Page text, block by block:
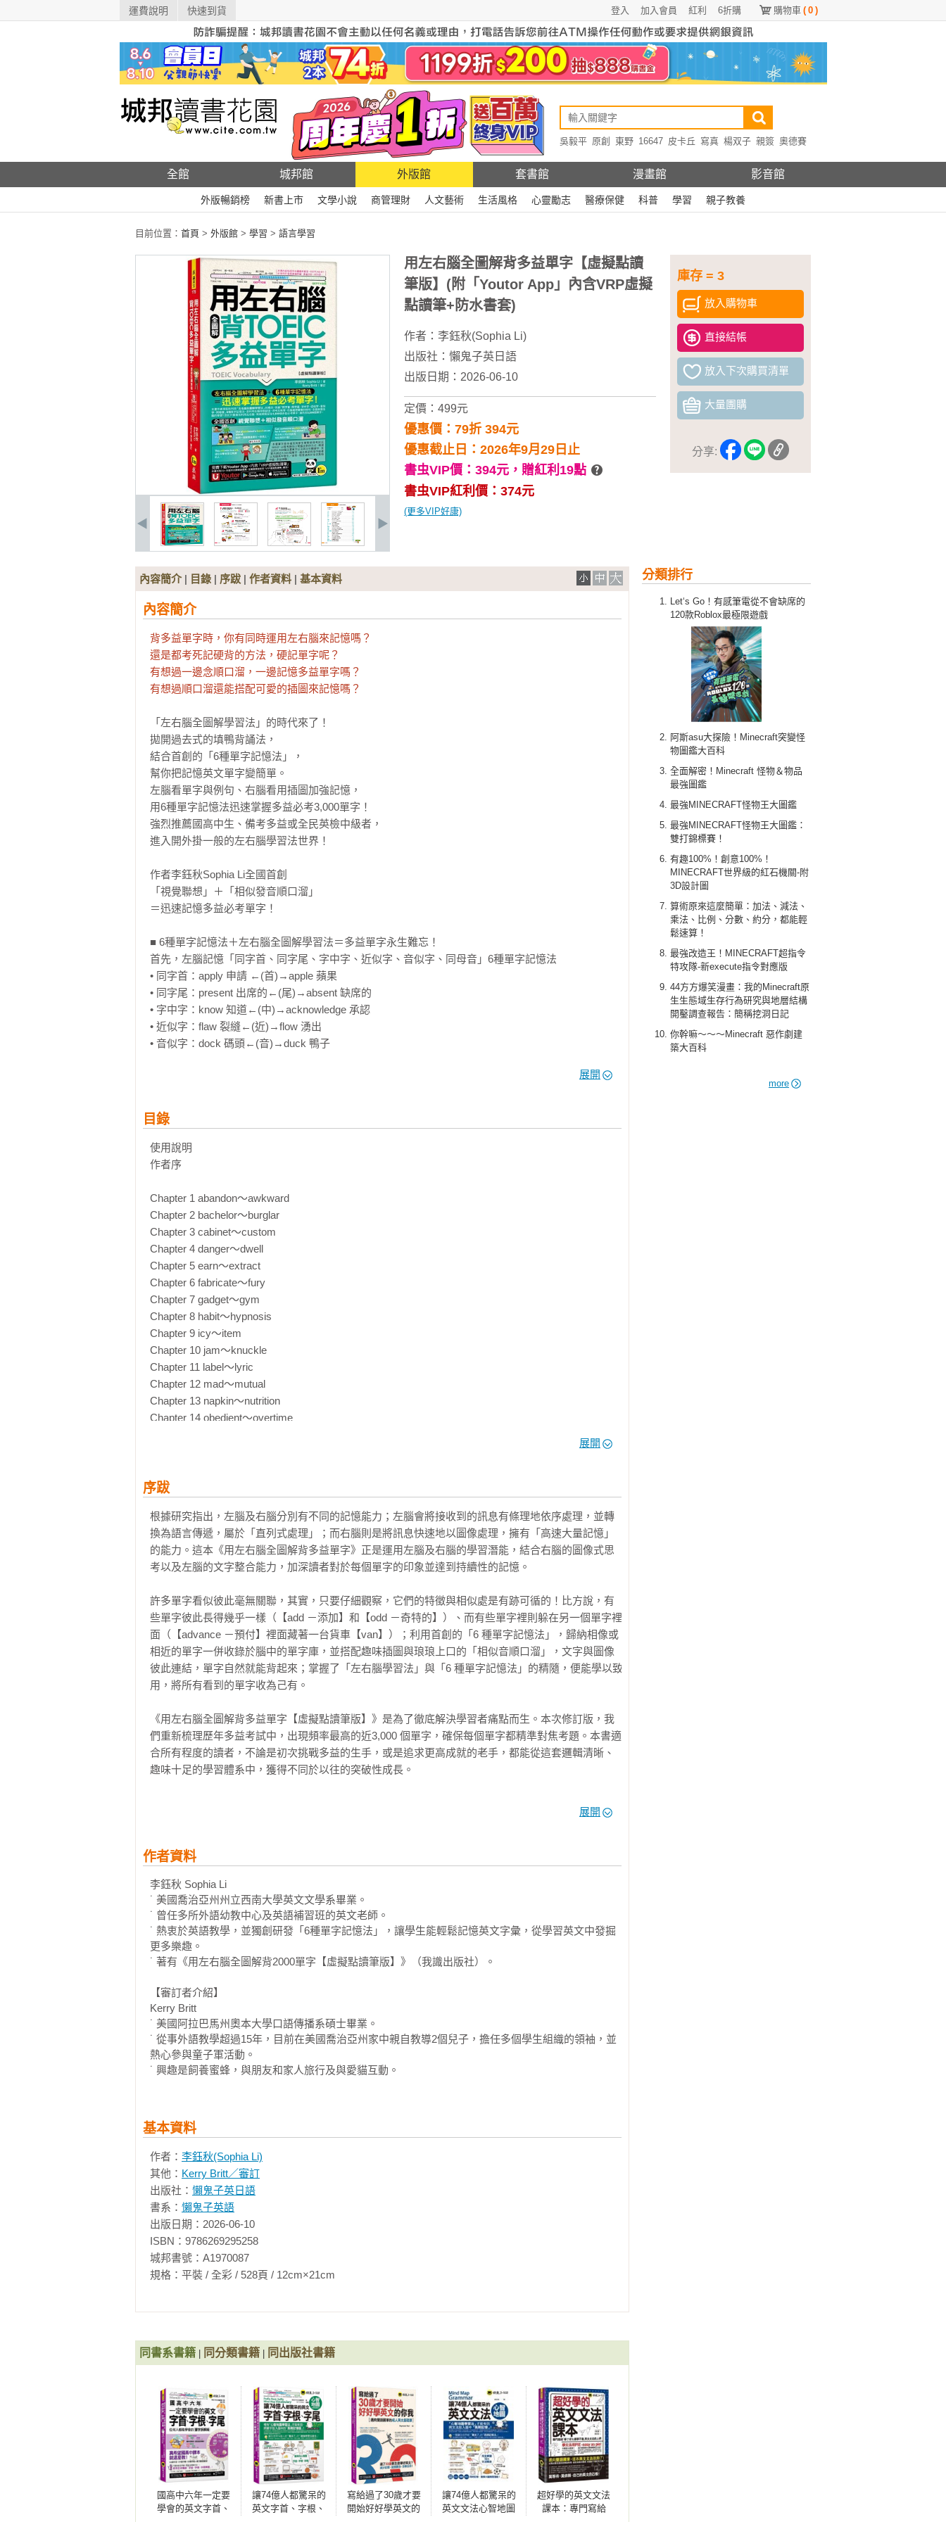
運費說明 快速到貨 購物車 ( 0 )
6折購
紅利
加入會員
登入
吳毅平 原創 東野 16647 皮卡丘 寫真 楊双子 親簽 奧德賽
全館 城邦館 外版館 套書館 漫畫館 影音館
外版暢銷榜 新書上市 文學小說 商管理財 人文藝術 生活風格 心靈勵志 醫療保健 科普 學習 親子教養
目前位置： 首頁 > 外版館 > 學習 > 語言學習
庫存 = 3
放入購物車
直接結帳
放入下次購買清單
大量團購
分享:
用左右腦全圖解背多益單字【虛擬點讀
筆版】(附「Youtor App」內含VRP虛擬
點讀筆+防水書套)
作者： 李鈺秋(Sophia Li)
出版社： 懶鬼子英日語
出版日期：2026-06-10
定價：499元
優惠價：79折 394元
優惠截止日：2026年9月29日止
書虫VIP價：394元， 贈紅利19點
書虫VIP紅利價：374元
(更多VIP好康)
分類排行
Let‘s Go！有感筆電從不會缺席的
120款Roblox最極限遊戲
阿斯asu大探險！Minecraft突變怪
物圖鑑大百科
全面解密！Minecraft 怪物＆物品
最強圖鑑
最強MINECRAFT怪物王大圖鑑
最強MINECRAFT怪物王大圖鑑：
雙打錦標賽！
有趣100%！創意100%！
MINECRAFT世界級的紅石機關-附
3D設計圖
算術原來這麼簡單：加法、減法、
乘法、比例、分數、約分，都能輕
鬆速算！
最強改造王！MINECRAFT超指令
特攻隊-新execute指令對應版
44方方爆笑漫畫：我的Minecraft原
生生態域生存行為研究與地層結構
開鑿調查報告：簡稱挖洞日記
你幹嘛～～～Minecraft 惡作劇建
築大百科
more
內容簡介| 目錄 | 序跋 | 作者資料 | 基本資料
內容簡介
背多益單字時，你有同時運用左右腦來記憶嗎？
還是都考死記硬背的方法，硬記單字呢？
有想過一邊念順口溜，一邊記憶多益單字嗎？
有想過順口溜還能搭配可愛的插圖來記憶嗎？
「左右腦全圖解學習法」的時代來了！
拋開過去式的填鴨背誦法，
結合首創的「6種單字記憶法」，
幫你把記憶英文單字變簡單。
左腦看單字與例句、右腦看用插圖加強記憶，
用6種單字記憶法迅速掌握多益必考3,000單字！
強烈推薦國高中生、備考多益或全民英檢中級者，
進入開外掛一般的左右腦學習法世界！
作者李鈺秋Sophia Li全國首創
「視覺聯想」＋「相似發音順口溜」
＝迅速記憶多益必考單字！
■ 6種單字記憶法＋左右腦全圖解學習法＝多益單字永生難忘！
首先，左腦記憶「同字首、同字尾、字中字、近似字、音似字、同母音」6種單字記憶法
• 同字首：apply 申請 ←(首)→apple 蘋果
• 同字尾：present 出席的←(尾)→absent 缺席的
• 字中字：know 知道←(中)→acknowledge 承認
• 近似字：flaw 裂縫←(近)→flow 湧出
• 音似字：dock 碼頭←(音)→duck 鴨子
的學習！
搶救多益力！
AI時代仍然至關重要的多益成績，就從這本開始搶救！
■ 理解必考字彙，考試怎麼考都不怕！
熟悉多益字彙，聽力閱讀怎麼出都會！本書透過「記憶法＋情境聯想」，幫助你快速掌握多益高頻字
彙，不再死背、不再混淆，真正記得、用得出來！
■ 掌握多益必考單字，未來由此開展！
亮眼的檢定成績，是開啟頂尖職涯的第一張入場券。升學、職場的路要走順，亮眼的英文成績是你的
致勝先機，卓越的英語力更是你身受用的競爭優勢！
■ 英文聽讀厲害，國際視野打開！
聽力方面別擔心，這本書也會照顧你的聽力理解！本書附贈「Youtor App」（內含VRP虛擬點讀筆），
邀請專業美籍老師錄製書中的英文單字與例句，讓你不只會看也會聽，全方面用英文獲取新知！
【使用說明】
Point 1  6種單字記憶法 × 迅速掌握多益必考單字
• 同字首：apply 申請 ←(首)→apple 蘋果
• 同字尾：present 出席的←(尾)→absent 缺席的
• 字中字：know 知道←(中)→acknowledge 承認
• 近似字：flaw 裂縫←(近)→flow 湧出
• 音似字：dock 碼頭←(音)→duck 鴨子
• 同母音：fake 假的←(母)→face 臉
Point 2  首創視覺聯想 × 相似音順口溜
擺脫舊式死記硬背的方法，結合「相似發音順口溜」、「圖像記憶」與「視覺聯想」，利用每句例句
的韻腳，看到英文單字就會唸，腦海中立即出現畫面，永生難忘。
Point 3 趣味插圖 × 深刻例句
每一個單字搭配趣味的插圖及幽默風趣的例句來記憶單字用法，運用系統化的單字記憶策略，加深對
些許單字會使用相關例句表達。
Point 4 學習紀錄表 × 常考星號標示
熟能生巧讓英文學習更臻完美，貼心設計一款專屬的學習紀錄表，讓讀者可以仔細記錄下每一次的預
特別邀請專業美籍老師錄製全書共3,000單字與其相關記憶法之字彙，讀者只須用手機中的「Youtor
★ 音檔收錄主要單字中英文、英文例句、補充單字中英文、英文例句。
★ 本書不提供光碟及音檔下載。
★ 音檔可離線聽取。
★ Youtor App（內含VRP 虛擬點讀筆）使用方式請見下方說明。
［「VRP虛擬點讀筆」App及網頁版介紹］
為了方便讀者更方便使用本書，特別開發「VRP虛擬點讀筆」（Virtual Reading Pen）App及網頁版雙
版本，幫助讀者有效率地讀取本書相關的音檔或影片。
■ 線上下載「Youtor App」（內含VRP虛擬點讀筆）
1. 在哪裡下載「VRP虛擬點讀筆」？
2. 為什麼會有「VRP虛擬點讀筆」？
（1）以往讀者購買語言學習工具書時，為了要聽隨書附贈的音檔，總是要拿出已經很少在用的CD播
放器或利用電腦轉存音檔到手機來使用，耗時又不方便。
（2）坊間當然也有推出「點讀筆」來改善此種學習上的不方便，但是一支筆加一本書往往就要二、三
千元，且各家點讀筆又不相容，CP值真的很低。
（3）後來雖然有了利用QR Code掃描下載檔案至手機來聽取音檔的方式，但手機不僅必須要一直處在
上網的狀態，且從掃描到聽取音檔的時間往往要花個5秒以上，很令人氣結。
（4）因此，我們為了同時解決讀者以上三種困擾，特別領先全球開發了「VRP虛擬點讀筆」，並獲得
專利，希望這個輔助學習的工具，能讓讀者不僅不用再額外花錢，且使用率和相容性也是史上最高。
（1）讀者只要透過書中的QR Code連結，就能立即下載「Youtor App」。（僅限iPhone和Android二種
（2）下載完成後，可至App目錄中搜尋需要的音檔或直接掃描內頁QR Code，將音檔一次從雲端下載
至手機使用。
隨時掃描書中頁面的QR Code立即讀取音檔（平均1秒內）且不需要開啟上網功能。
（4）「VRP虛擬點讀筆」就像是點讀筆一樣好用，還可以調整播放速度（0.8-1.2倍速），加強聽力練
習。
（5）「VRP虛擬點讀筆」比點讀筆更好用，具有定時播放、背景播放的功能，也可以自動換頁或是手
動點選想要的頁數，聆聽該頁音檔。
（6）如果讀者擔心音檔下載後太佔手機空間，也可以隨時刪除音檔，下次需要使用時再下載。購買本
公司書籍的讀者等於有一個雲端的CD櫃可隨時使用。
（7）詳細使用及操作方法請見書中使用說明。
展開
目錄
使用說明
作者序
Chapter 1 abandon～awkward
Chapter 2 bachelor～burglar
Chapter 3 cabinet～custom
Chapter 4 danger～dwell
Chapter 5 earn～extract
Chapter 6 fabricate～fury
Chapter 7 gadget～gym
Chapter 8 habit～hypnosis
Chapter 9 icy～item
Chapter 10 jam～knuckle
Chapter 11 label～lyric
Chapter 12 mad～mutual
Chapter 13 napkin～nutrition
Chapter 14 obedient～overtime
Chapter 18 tactic～tune
Chapter 20 vacant～voyage
Chapter 21 wade～wrap
Chapter 22 xerox～yield
展開
序跋
根據研究指出，左腦及右腦分別有不同的記憶能力；左腦會將接收到的訊息有條理地依序處理，並轉
換為語言傳遞，屬於「直列式處理」；而右腦則是將訊息快速地以圖像處理，擁有「高速大量記憶」
的能力。這本《用左右腦全圖解背多益單字》正是運用左腦及右腦的學習潛能，結合右腦的圖像式思
考以及左腦的文字整合能力，加深讀者對於每個單字的印象並達到持續性的記憶。
許多單字看似彼此毫無關聯，其實，只要仔細觀察，它們的特徵與相似處是有跡可循的！比方說，有
些單字彼此長得幾乎一樣（【add －添加】和【odd －奇特的】）、而有些單字裡則躲在另一個單字裡
面（【advance －預付】裡面藏著一台貨車【van】）；利用首創的「6 種單字記憶法」，歸納相像或
相近的單字一併收錄於腦中的單字庫，並搭配趣味插圖與琅琅上口的「相似音順口溜」，文字與圖像
彼此連結，單字自然就能背起來；掌握了「左右腦學習法」與「6 種單字記憶法」的精隨，便能學以致
用，將所有看到的單字收為己有。
《用左右腦全圖解背多益單字【虛擬點讀筆版】》是為了徹底解決學習者痛點而生。本次修訂版，我
們重新梳理歷年多益考試中，出現頻率最高的近3,000 個單字，確保每個單字都精準對焦考題。本書適
合所有程度的讀者，不論是初次挑戰多益的生手，或是追求更高成就的老手，都能從這套邏輯清晰、
趣味十足的學習體系中，獲得不同於以往的突破性成長。
書單字與例句，採「中英雙語對照」模式，讓讀者不論在通勤、運動或零碎時間，透過聽覺也能同步
或使用電腦網頁，都可以隨點隨聽。希望這本《用左右腦全圖解背多益單字【虛擬點讀筆版】》能提
成效，拿下好成績！
李鈺秋
展開
作者資料
李鈺秋 Sophia Li
˙ 美國喬治亞州州立西南大學英文文學系畢業。
˙ 曾任多所外語幼教中心及英語補習班的英文老師。
˙ 熱衷於英語教學，並獨創研發「6種單字記憶法」，讓學生能輕鬆記憶英文字彙，從學習英文中發掘
更多樂趣。
˙ 著有《用左右腦全圖解背2000單字【虛擬點讀筆版】》（我識出版社）。
【審訂者介紹】
Kerry Britt
˙ 美國阿拉巴馬州奧本大學口語傳播系碩士畢業。
˙ 從事外語教學超過15年，目前在美國喬治亞州家中親自教導2個兒子，擔任多個學生組織的領袖，並
熱心參與童子軍活動。
˙ 興趣是飼養蜜蜂，與朋友和家人旅行及與愛貓互動。
基本資料
作者： 李鈺秋(Sophia Li)
其他： Kerry Britt／審訂
出版社： 懶鬼子英日語
書系： 懶鬼子英語
出版日期：2026-06-10
ISBN：9786269295258
城邦書號：A1970087
規格：平裝 / 全彩 / 528頁 / 12cm×21cm
同書系書籍 同分類書籍 同出版社書籍
國高中六年一定要
學會的英文字首、
讓74億人都驚呆的
英文字首、字根、
寫給過了30歲才要
開始好好學英文的
讓74億人都驚呆的
英文文法心智地圖
超好學的英文文法
課本：專門寫給